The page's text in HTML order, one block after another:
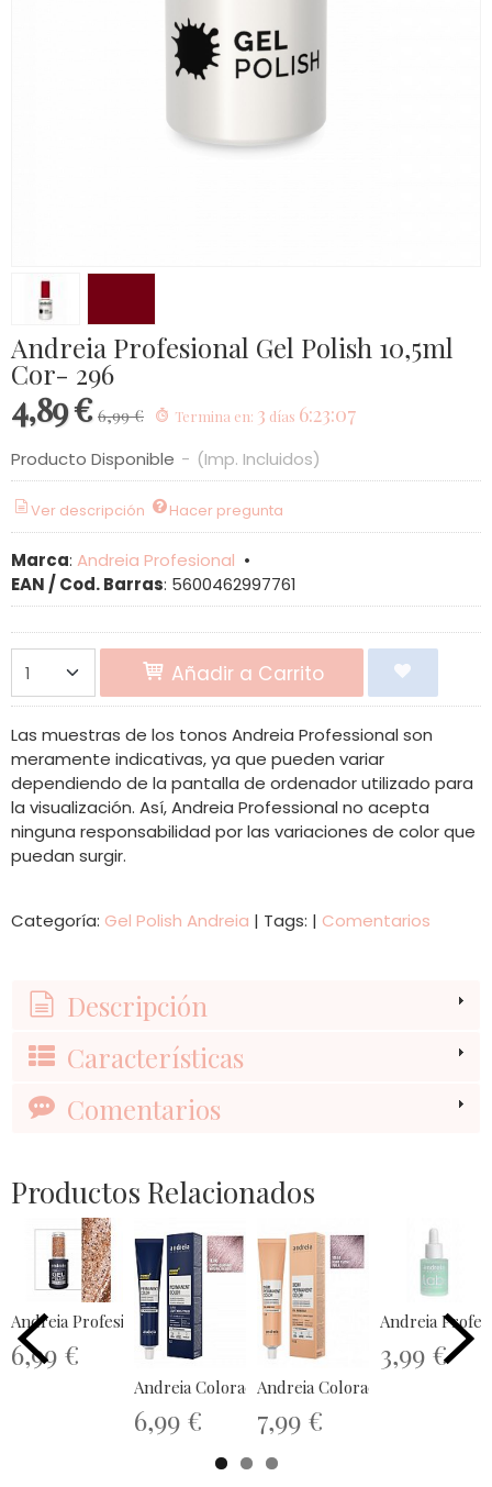
Andreia Profesional Gel Polish 10,5ml
Cor- 296
4,89 € 6,99 € Termina en: 3 días 6:23:07
Producto Disponible - (Imp. Incluidos)
Ver descripción Hacer pregunta
Marca: Andreia Profesional •
EAN / Cod. Barras: 5600462997761
Añadir a Carrito
Las muestras de los tonos Andreia Professional son
meramente indicativas, ya que pueden variar
dependiendo de la pantalla de ordenador utilizado para
la visualización. Así, Andreia Professional no acepta
ninguna responsabilidad por las variaciones de color que
puedan surgir.
Categoría: Gel Polish Andreia | Tags: | Comentarios
Descripción
Características
Comentarios
Productos Relacionados
Andreia Profesional The Gel Polish...
6,99 €
Andreia Coloración Permanente Power...
6,99 €
Andreia Coloración Demi
7,99 €
Andreia
3,99 €